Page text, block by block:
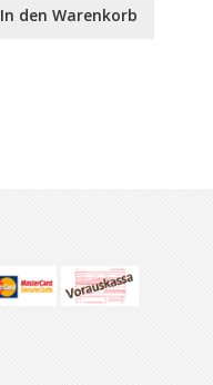
In den Warenkorb